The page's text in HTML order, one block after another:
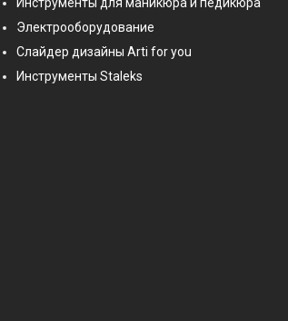
Электрооборудование
Слайдер дизайны Arti for you
Инструменты Staleks